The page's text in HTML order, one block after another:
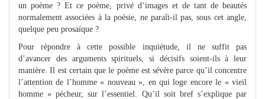
un poème ? Et ce poème, privé d’images et de tant de beautés
normalement associées à la poésie, ne paraît-il pas, sous cet angle,
quelque peu prosaïque ?
Pour répondre à cette possible inquiétude, il ne suffit pas
d’avancer des arguments spirituels, si décisifs soient-ils à leur
manière. Il est certain que le poème est sévère parce qu’il concentre
l’attention de l’homme « nouveau », en qui loge encore le « vieil
homme » pécheur, sur l’essentiel. Qu’il soit bref s’explique par